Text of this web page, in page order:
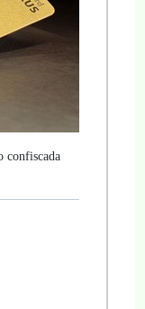
confiscada